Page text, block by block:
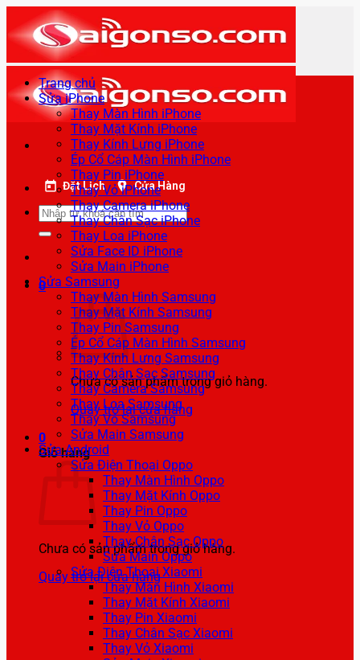
qua
nội
dung
Đặt Lịch Cửa Hàng
Tìm
kiếm:
0
Chưa có sản phẩm trong giỏ hàng.
Quay trở lại cửa hàng
0
Giỏ hàng
Chưa có sản phẩm trong giỏ hàng.
Quay trở lại cửa hàng
Trang chủ
Sửa iPhone
Thay Màn Hình iPhone
Thay Mặt Kính iPhone
Thay Kính Lưng iPhone
Ép Cổ Cáp Màn Hình iPhone
Thay Pin iPhone
Thay Vỏ iPhone
Thay Camera iPhone
Thay Chân Sạc iPhone
Thay Loa iPhone
Sửa Face ID iPhone
Sửa Main iPhone
Sửa Samsung
Thay Màn Hình Samsung
Thay Mặt Kính Samsung
Thay Pin Samsung
Ép Cổ Cáp Màn Hình Samsung
Thay Kính Lưng Samsung
Thay Chân Sạc Samsung
Thay Camera Samsung
Thay Loa Samsung
Thay Vỏ Samsung
Sửa Main Samsung
Sửa Android
Sửa Điện Thoại Oppo
Thay Màn Hình Oppo
Thay Mặt Kính Oppo
Thay Pin Oppo
Thay Vỏ Oppo
Thay Chân Sạc Oppo
Sửa Main Oppo
Sửa Điện Thoại Xiaomi
Thay Màn Hình Xiaomi
Thay Mặt Kính Xiaomi
Thay Pin Xiaomi
Thay Chân Sạc Xiaomi
Thay Vỏ Xiaomi